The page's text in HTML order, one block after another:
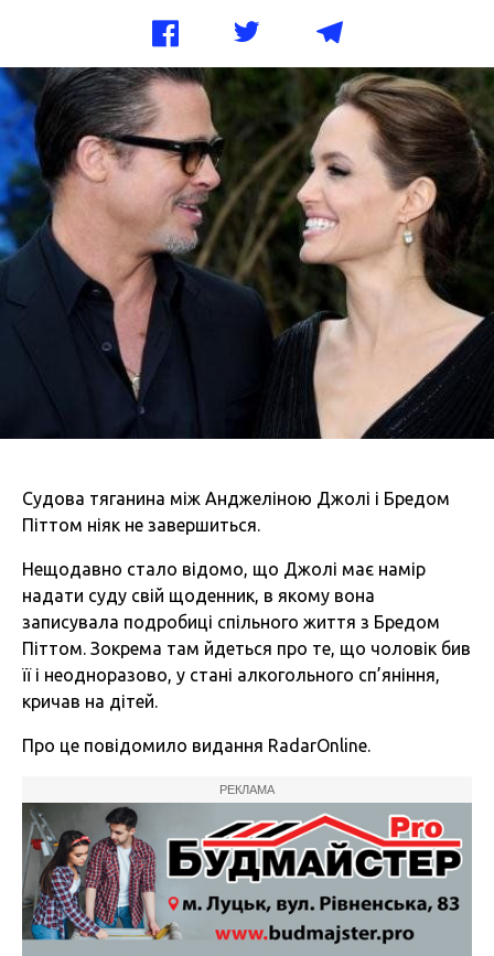
Судова тяганина між Анджеліною Джолі і Бредом
Піттом ніяк не завершиться.
Нещодавно стало відомо, що Джолі має намір
надати суду свій щоденник, в якому вона
записувала подробиці спільного життя з Бредом
Піттом. Зокрема там йдеться про те, що чоловік бив
її і неодноразово, у стані алкогольного сп’яніння,
кричав на дітей.
Про це повідомило видання RadarOnline.
РЕКЛАМА